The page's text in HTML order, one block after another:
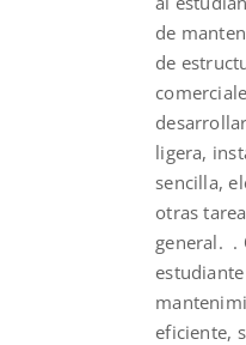
de
de
ligera,
sencilla,
otras
general. .
eficiente,